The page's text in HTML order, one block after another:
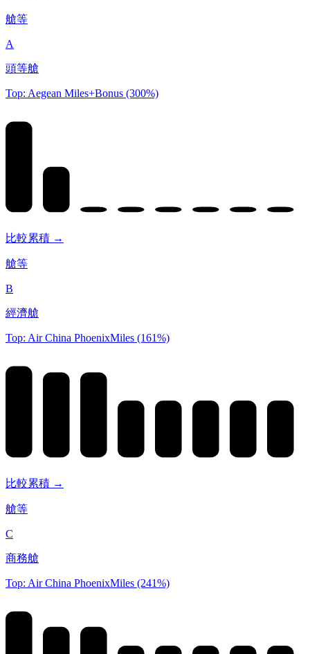
艙等
A
頭等艙
Top: Aegean Miles+Bonus (300%)
比較累積 →
艙等
B
經濟艙
Top: Air China PhoenixMiles (161%)
比較累積 →
艙等
C
商務艙
Top: Air China PhoenixMiles (241%)